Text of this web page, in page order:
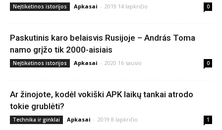
Neįtikėtinos istorijos Apkasai - 2019 14 lapkričio 0
Paskutinis karo belaisvis Rusijoje – András Toma
namo grįžo tik 2000-aisiais
Neįtikėtinos istorijos Apkasai - 2020 16 sausio 0
Ar žinojote, kodėl vokiški APK laikų tankai atrodo
tokie grublėti?
Technika ir ginklai Apkasai - 2019 8 lapkričio 1